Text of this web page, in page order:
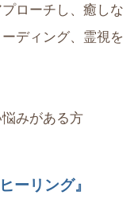
ローチし、癒しな
ディング、霊視を
みがある方
ーリング』